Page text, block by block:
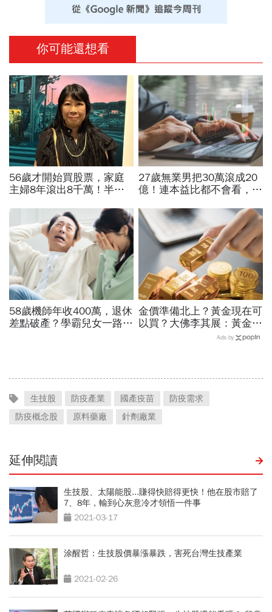
你可能還想看
56歲才開始買股票，家庭
主婦8年滾出8千萬！半年
殺在最低點」...她靠3個心
法翻身
27歲無業男把30萬滾成20
億！連本益比都不會看，氣
翻1萬倍的秘訣「年輕又
窮」
58歲機師年收400萬，退休
差點破產？學霸兒女一路私
金價準備北上？黃金現在可
以買？大佛李其展：黃金價
格摸到4300美元是好事！
Ads by
生技股 防疫產業 國產疫苗
防疫需求
防疫概念股
原料藥廠 針劑廠業
延伸閱讀
生技股、太陽能股...賺得快賠得更快！他在股市賠了
7、8年，輸到心灰意冷才領悟一件事
2021-03-17
涂醒哲：生技股價暴漲暴跌，害死台灣生技產業
2021-02-26